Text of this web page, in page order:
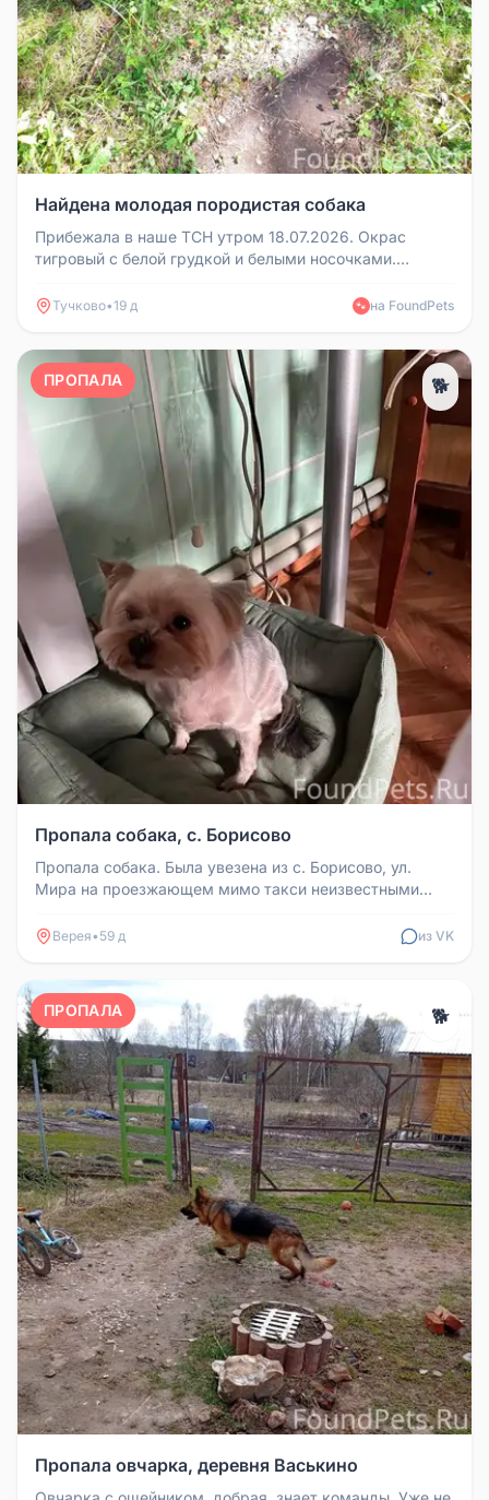
Найдена молодая породистая собака
Прибежала в наше ТСН утром 18.07.2026. Окрас
тигровый с белой грудкой и белыми носочками.
Тучково•19 д 🐾 на FoundPets
ПРОПАЛА 🐕
Пропала собака, с. Борисово
Пропала собака. Была увезена из с. Борисово, ул.
Мира на проезжающем мимо такси неизвестными
Верея• 59 д из VK
ПРОПАЛА 🐕
Пропала овчарка, деревня Васькино